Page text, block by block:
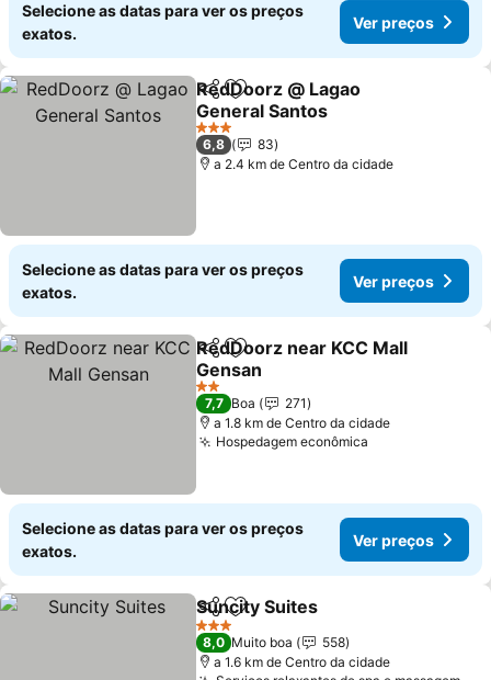
Selecione as datas para ver os preços
exatos.
Ver preços
PartilharAdicionar aos favoritos
RedDoorz @ Lagao
General Santos
3 Estrelas
6,8
83
a 2.4 km de Centro da cidade
Selecione as datas para ver os preços
exatos.
Ver preços
PartilharAdicionar aos favoritos
RedDoorz near KCC Mall
Gensan
2 Estrelas
7,7 Boa
271
a 1.8 km de Centro da cidade
Hospedagem econômica
Selecione as datas para ver os preços
exatos.
Ver preços
PartilharAdicionar aos favoritos
Suncity Suites
3 Estrelas
8,0 Muito boa
558
a 1.6 km de Centro da cidade